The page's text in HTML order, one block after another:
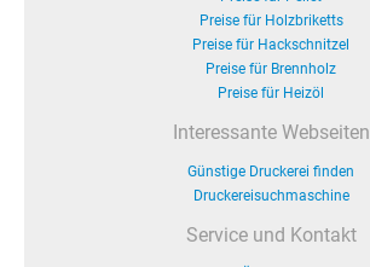
Preise für Holzbriketts
Preise für Hackschnitzel
Preise für Brennholz
Preise für Heizöl
Interessante Webseiten
Günstige Druckerei finden
Druckereisuchmaschine
Service und Kontakt